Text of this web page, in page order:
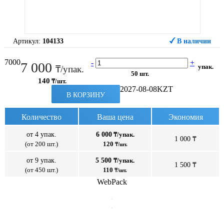
Артикул: 104133 В наличии
70007 000 ₸/упак.
140 ₸/шт.
- +
50 шт.
упак.
В КОРЗИНУ
2027-08-08KZT
Количество Ваша цена Экономия
от 4 упак.
(от 200 шт.)
6 000₸/упак.
120 ₸/шт.
1 000 ₸
от 9 упак.
(от 450 шт.)
5 500 ₸/упак.
110 ₸/шт.
1 500 ₸
WebPack